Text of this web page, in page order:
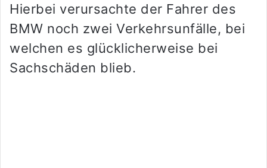
Hierbei verursachte der Fahrer des
BMW noch zwei Verkehrsunfälle, bei
welchen es glücklicherweise bei
Sachschäden blieb.